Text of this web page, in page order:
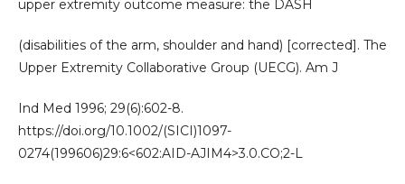
upper extremity outcome measure: the DASH
(disabilities of the arm, shoulder and hand) [corrected]. The
Upper Extremity Collaborative Group (UECG). Am J
Ind Med 1996; 29(6):602-8.
https://doi.org/10.1002/(SICI)1097-
0274(199606)29:6<602:AID-AJIM4>3.0.CO;2-L